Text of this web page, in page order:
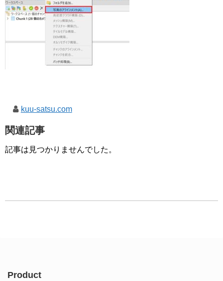
kuu-satsu.com
関連記事
記事は見つかりませんでした。
Product